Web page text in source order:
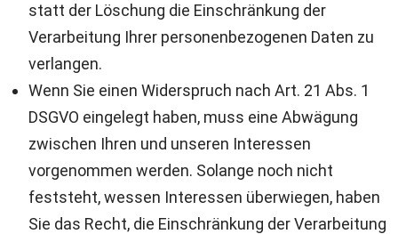
statt der Löschung die Einschränkung der
Verarbeitung Ihrer personenbezogenen Daten zu
verlangen.
Wenn Sie einen Widerspruch nach Art. 21 Abs. 1
DSGVO eingelegt haben, muss eine Abwägung
zwischen Ihren und unseren Interessen
vorgenommen werden. Solange noch nicht
feststeht, wessen Interessen überwiegen, haben
Sie das Recht, die Einschränkung der Verarbeitung